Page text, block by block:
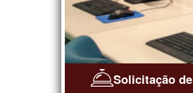
Solicitação